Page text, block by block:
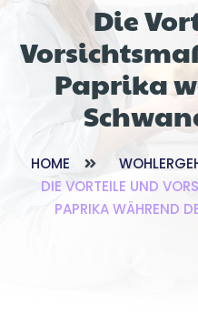
Die
Paprika
HOME
DIE VORTEILE UND
APRIKA WÄHREND